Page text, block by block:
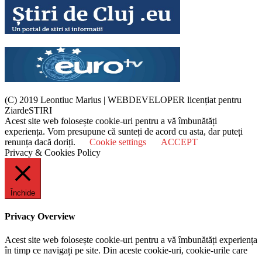
(C) 2019 Leontiuc Marius | WEBDEVELOPER licențiat pentru
ZiardeSTIRI
Acest site web folosește cookie-uri pentru a vă îmbunătăți
experiența. Vom presupune că sunteți de acord cu asta, dar puteți
renunța dacă doriți.
Cookie settings
ACCEPT
Privacy & Cookies Policy
Închide
Privacy Overview
Acest site web folosește cookie-uri pentru a vă îmbunătăți experiența
în timp ce navigați pe site. Din aceste cookie-uri, cookie-urile care